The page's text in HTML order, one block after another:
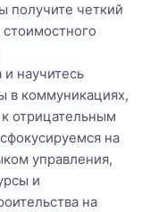
получите четкий
и научитесь
в коммуникациях,
отрицательным
на
управления,
и
на